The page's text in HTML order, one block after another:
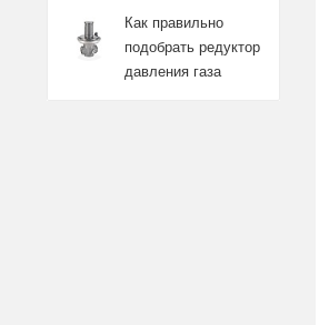
Как правильно
подобрать редуктор
давления газа